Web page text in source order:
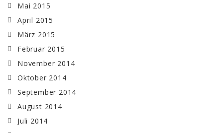
Mai 2015
April 2015
März 2015
Februar 2015
November 2014
Oktober 2014
September 2014
August 2014
Juli 2014